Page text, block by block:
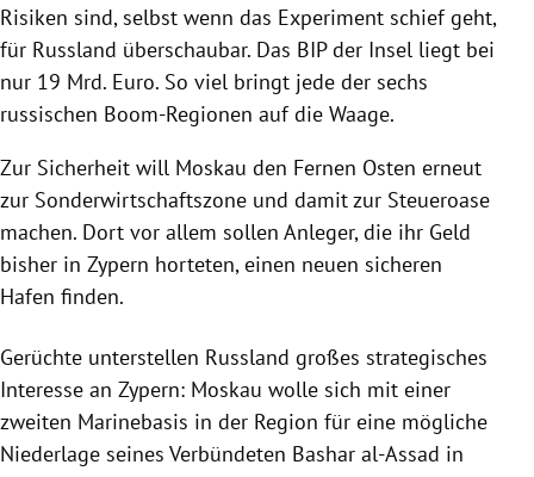
Risiken sind, selbst wenn das Experiment schief geht,
für Russland überschaubar. Das BIP der Insel liegt bei
nur 19 Mrd. Euro. So viel bringt jede der sechs
russischen Boom-Regionen auf die Waage.
Zur Sicherheit will Moskau den Fernen Osten erneut
zur Sonderwirtschaftszone und damit zur Steueroase
machen. Dort vor allem sollen Anleger, die ihr Geld
bisher in Zypern horteten, einen neuen sicheren
Hafen finden.
Gerüchte unterstellen Russland großes strategisches
Interesse an Zypern: Moskau wolle sich mit einer
zweiten Marinebasis in der Region für eine mögliche
Niederlage seines Verbündeten Bashar al-Assad in